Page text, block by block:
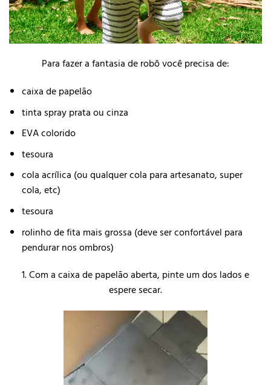
Para fazer a fantasia de robô você precisa de:
caixa de papelão
tinta spray prata ou cinza
EVA colorido
tesoura
cola acrílica (ou qualquer cola para artesanato, super
cola, etc)
tesoura
rolinho de fita mais grossa (deve ser confortável para
pendurar nos ombros)
1. Com a caixa de papelão aberta, pinte um dos lados e
espere secar.